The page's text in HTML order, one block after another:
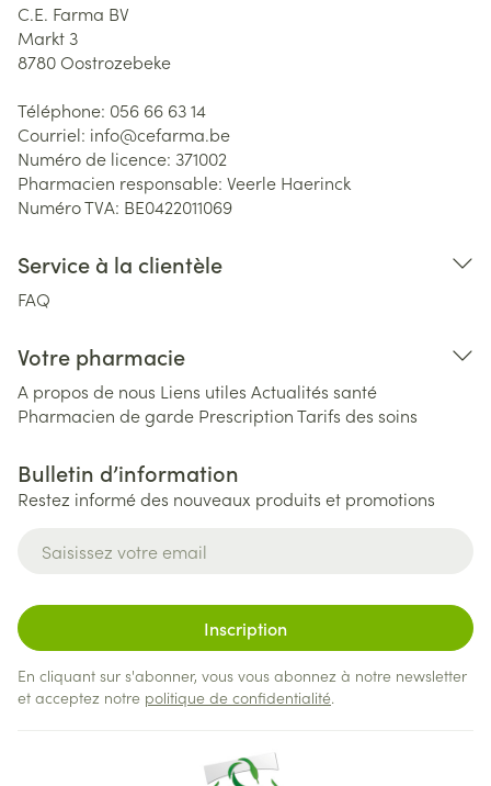
C.E. Farma BV
Markt 3
8780Oostrozebeke
Téléphone: 056 66 63 14
Courriel: info@cefarma.be
Numéro de licence: 371002
Pharmacien responsable: Veerle Haerinck
Numéro TVA: BE0422011069
Service à la clientèle
FAQ
Votre pharmacie
A propos de nous Liens utiles Actualités santé
Pharmacien de garde PrescriptionTarifs des soins
Bulletin d’information
Restez informé des nouveaux produits et promotions
Inscription
En cliquant sur s'abonner, vous vous abonnez à notre newsletter
et acceptez notre politique de confidentialité.